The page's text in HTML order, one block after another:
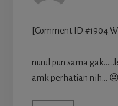
[Comment ID #1904
nurul pun sama
amk perhatian nih… 😐